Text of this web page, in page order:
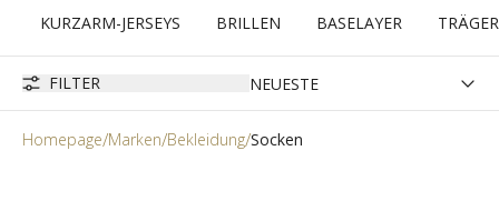
KURZARM-JERSEYS BRILLEN BASELAYER
FILTER
Homepage Marken Bekleidung Socken